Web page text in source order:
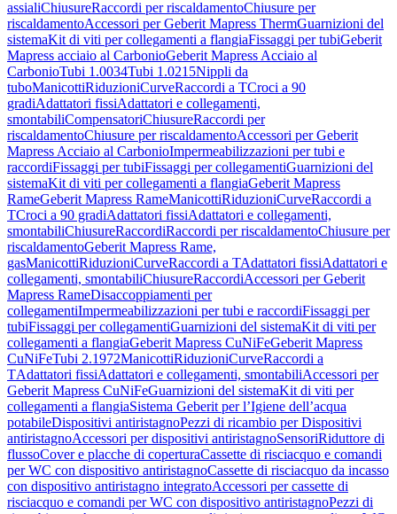
assialiChiusureRaccordi per riscaldamentoChiusure per
riscaldamentoAccessori per Geberit Mapress ThermGuarnizioni del
sistemaKit di viti per collegamenti a flangiaFissaggi per tubiGeberit
Mapress acciaio al CarbonioGeberit Mapress Acciaio al
CarbonioTubi 1.0034Tubi 1.0215Nippli da
tuboManicottiRiduzioniCurveRaccordi a TCroci a 90
gradiAdattatori fissiAdattatori e collegamenti,
smontabiliCompensatoriChiusureRaccordi per
riscaldamentoChiusure per riscaldamentoAccessori per Geberit
Mapress Acciaio al CarbonioImpermeabilizzazioni per tubi e
raccordiFissaggi per tubiFissaggi per collegamentiGuarnizioni del
sistemaKit di viti per collegamenti a flangiaGeberit Mapress
RameGeberit Mapress RameManicottiRiduzioniCurveRaccordi a
TCroci a 90 gradiAdattatori fissiAdattatori e collegamenti,
smontabiliChiusureRaccordiRaccordi per riscaldamentoChiusure per
riscaldamentoGeberit Mapress Rame,
gasManicottiRiduzioniCurveRaccordi a TAdattatori fissiAdattatori e
collegamenti, smontabiliChiusureRaccordiAccessori per Geberit
Mapress RameDisaccoppiamenti per
collegamentiImpermeabilizzazioni per tubi e raccordiFissaggi per
tubiFissaggi per collegamentiGuarnizioni del sistemaKit di viti per
collegamenti a flangiaGeberit Mapress CuNiFeGeberit Mapress
CuNiFeTubi 2.1972ManicottiRiduzioniCurveRaccordi a
TAdattatori fissiAdattatori e collegamenti, smontabiliAccessori per
Geberit Mapress CuNiFeGuarnizioni del sistemaKit di viti per
collegamenti a flangiaSistema Geberit per l’Igiene dell’acqua
potabileDispositivi antiristagnoPezzi di ricambio per Dispositivi
antiristagnoAccessori per dispositivi antiristagnoSensoriRiduttore di
flussoCover e placche di coperturaCassette di risciacquo e comandi
per WC con dispositivo antiristagnoCassette di risciacquo da incasso
con dispositivo antiristagno integratoAccessori per cassette di
risciacquo e comandi per WC con dispositivo antiristagnoPezzi di